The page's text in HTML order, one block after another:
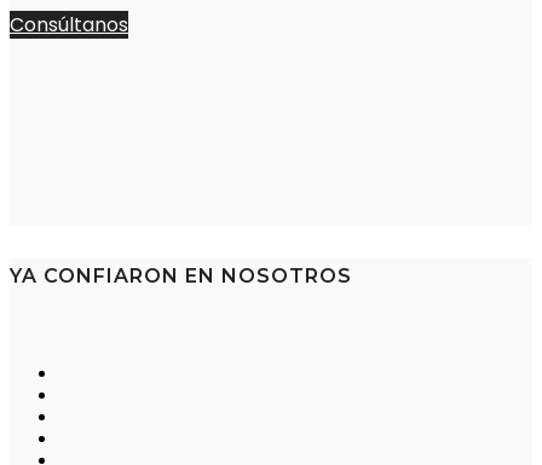
Consúltanos
YA CONFIARON EN NOSOTROS